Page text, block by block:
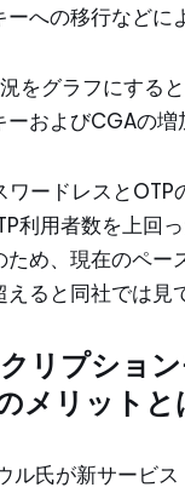
への移行などに
をグラフにする
およびCGAの増
ードレスと
利用者数を上回
め、現在のペ
ると同社では見
リプショ
メリットと
ル氏が新サービ